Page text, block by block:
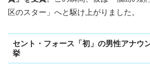
区のスター」へと駆け上がりました。
セント・フォース「初」の男性アナウ
挙